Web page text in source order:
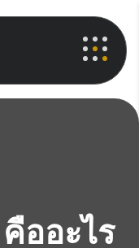
ออะไร